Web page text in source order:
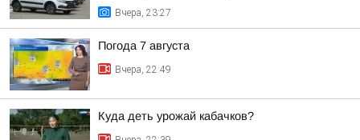
Вчера, 23:27
Погода 7 августа
Вчера, 22:49
Куда деть урожай кабачков?